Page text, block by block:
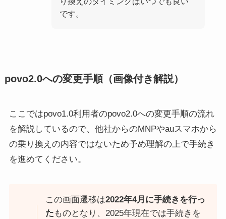
です。
povo2.0への変更手順（画像付き解説）
ここではpovo1.0利用者のpovo2.0への変更手順の流れ
を解説しているので、他社からのMNPやauスマホから
の乗り換えの内容ではないため予め理解の上で手続き
を進めてください。
この画面遷移は2022年4月に手続きを行っ
た ものとなり、2025年現在では手続きを